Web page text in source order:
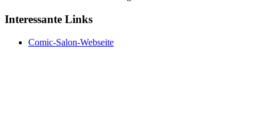
Interessante Links
Comic-Salon-Webseite